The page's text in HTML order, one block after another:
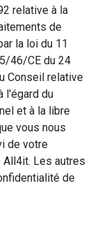
relative à la
de
la loi du 11
46/CE du 24
Conseil relative
l'égard du
et à la libre
vous nous
de votre
Les autres
de